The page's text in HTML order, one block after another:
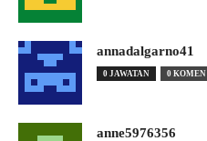
annadalgarno41
0 JAWATAN 0 KOMEN
anne5976356